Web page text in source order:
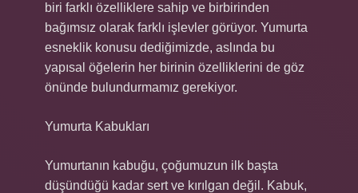
biri farklı özelliklere sahip ve birbirinden
bağımsız olarak farklı işlevler görüyor. Yumurta
esneklik konusu dediğimizde, aslında bu
yapısal öğelerin her birinin özelliklerini de göz
önünde bulundurmamız gerekiyor.
Yumurta Kabukları
Yumurtanın kabuğu, çoğumuzun ilk başta
düşündüğü kadar sert ve kırılgan değil. Kabuk,